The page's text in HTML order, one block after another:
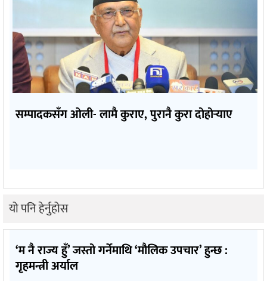
सम्पादकसँग ओली- लामै कुराए, पुरानै कुरा दोहोर्‍याए
यो पनि हेर्नुहोस
‘म नै राज्य हुँ’ जस्तो गर्नेमाथि ‘मौलिक उपचार’ हुन्छ :
गृहमन्त्री अर्याल